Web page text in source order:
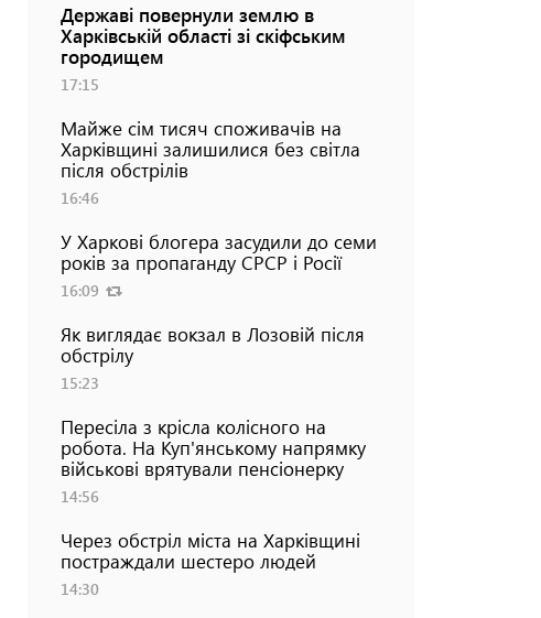
Державі повернули землю в
Харківській області зі скіфським
городищем
17:15
Майже сім тисяч споживачів на
Харківщині залишилися без світла
після обстрілів
16:46
У Харкові блогера засудили до семи
років за пропаганду СРСР і Росії
16:09
Як виглядає вокзал в Лозовій після
обстрілу
15:23
Пересіла з крісла колісного на
робота. На Куп'янському напрямку
військові врятували пенсіонерку
14:56
Через обстріл міста на Харківщині
постраждали шестеро людей
14:30